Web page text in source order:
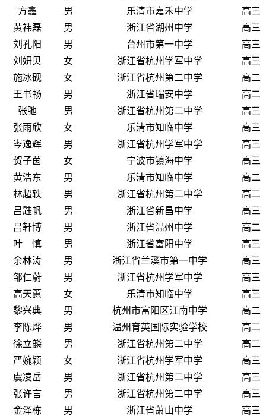
方鑫
男 乐清市嘉禾中学
高三
黄祎磊
男 浙江省湖州中学
高三
刘孔阳
男 台州市第一中学
高三
刘妍贝
女 浙江省杭州学军中学
高三
施冰砚
女 浙江省杭州第二中学
高二
王书畅
男 浙江省瑞安中学
高二
张弛
男 浙江省杭州第二中学
高三
张雨欣
女 乐清市知临中学
高三
岑逸辉
男 浙江省杭州学军中学
高三
贺子茵
女 宁波市镇海中学
高三
黄浩东
男 乐清市知临中学
高二
林超轶
男 浙江省杭州第二中学
高二
吕韪帆
男 浙江省新昌中学
高三
吕轩博
男 浙江省温州中学
高二
叶 慎
男 浙江省富阳中学
高三
余林涛
男 浙江省兰溪市第一中学
高三
邹仁蔚
男 浙江省杭州学军中学
高三
高天蕙
女 乐清市知临中学
高三
黎兴典
男 杭州市富阳区江南中学
高二
李陈烨
男 温州育英国际实验学校
高二
徐立麟
男 浙江省杭州第二中学
高二
严婉颖
女 浙江省杭州学军中学
高三
虞凌岳
男 浙江省杭州第二中学
高三
张许言
男 浙江省杭州第二中学
高三
金泽栋
男 浙江省萧山中学
高三